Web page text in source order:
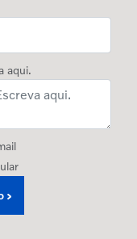
aqui.